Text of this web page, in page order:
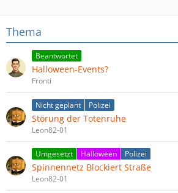
Thema
Beantwortet
Halloween-Events?
Fronti
Nicht geplant Polizei
Störung der Totenruhe
Leon82-01
Umgesetzt Halloween Polizei
Spinnennetz Blockiert Straße
Leon82-01